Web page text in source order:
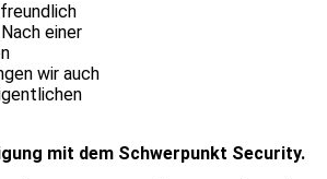
einer
wir auch
mit dem Schwerpunkt Security.